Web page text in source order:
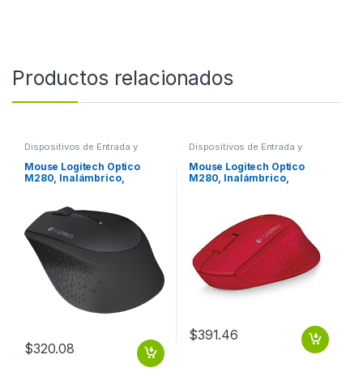
Productos relacionados
Dispositivos de Entrada y
Salida
Mouse Logitech Óptico
M280, Inalámbrico,
$320.08
Dispositivos de Entrada y
Salida
Mouse Logitech Óptico
M280, Inalámbrico,
$391.46